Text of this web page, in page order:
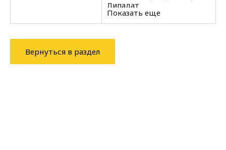
Липадат
Телефон:+7 (812) 602-35-
00
Отправить сообщение
Показать еще
Вернуться в раздел